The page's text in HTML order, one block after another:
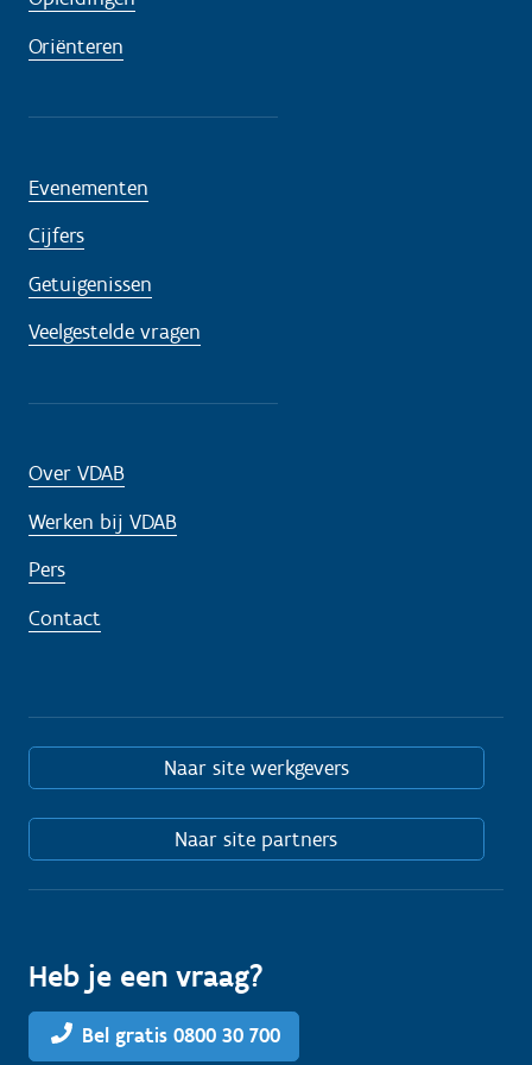
Oriënteren
Evenementen
Cijfers
Getuigenissen
Veelgestelde vragen
Over VDAB
Werken bij VDAB
Pers
Contact
Naar site werkgevers
Naar site partners
Heb je een vraag?
Bel gratis 0800 30 700